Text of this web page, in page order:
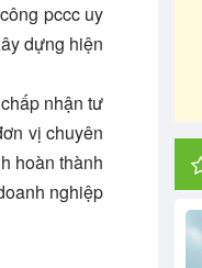
pccc uy
dựng hiện
nhận tư
vị chuyên
hoàn thành
nghiệp